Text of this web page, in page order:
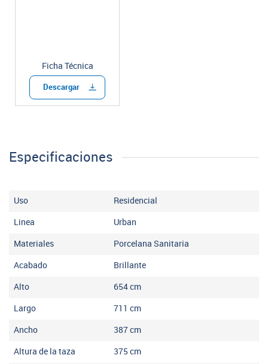
Ficha Técnica
Descargar
Especificaciones
Uso Residencial
Linea Urban
Materiales Porcelana Sanitaria
Acabado Brillante
Alto 654cm
Largo 711 cm
Ancho 387cm
Altura de la taza 375 cm